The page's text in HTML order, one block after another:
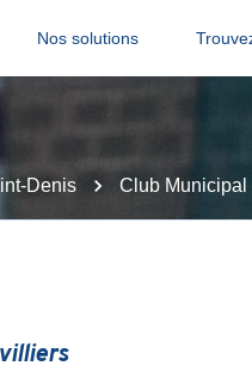
Nos solutions
Denis Club